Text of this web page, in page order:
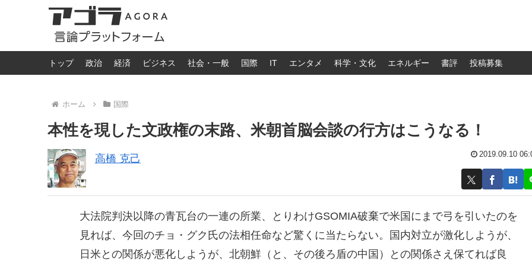
トップ 政治 経済 ビジネス 社会・一般 国際 IT エンタメ 科学・文化 エネルギー 書評 投稿募集
ホーム 国際
本性を現した文政権の末路、米朝首脳会談の行方はこうなる！
高橋 克己 2019.09.10
大法院判決以降の青瓦台の一連の所業、とりわけGSOMIA破棄で米国にまで弓を引いたのを
見れば、今回のチョ・グク氏の法相任命など驚くに当たらない。国内対立が激化しようが、
日米との関係が悪化しようが、北朝鮮（と、その後ろ盾の中国）との関係さえ保てれば良